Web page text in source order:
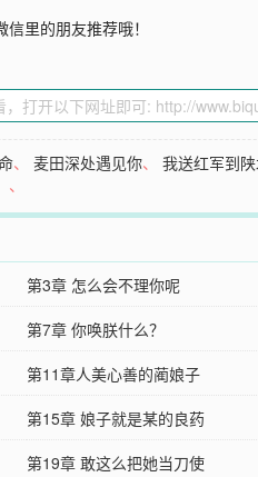
里的朋友推荐哦！
、麦田深处遇见你、我送红军到
、
第3章 怎么会不理你呢
第7章 你唤朕什么？
第11章人美心善的蔺娘子
第15章 娘子就是某的良药
第19章 敢这么把她当刀使